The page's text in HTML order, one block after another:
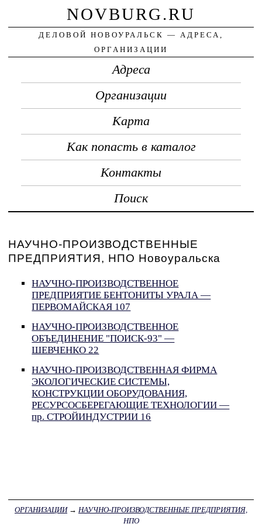
NOVBURG.RU
ДЕЛОВОЙ НОВОУРАЛЬСК — АДРЕСА,
ОРГАНИЗАЦИИ
Адреса
Организации
Карта
Как попасть в каталог
Контакты
Поиск
НАУЧНО-ПРОИЗВОДСТВЕННЫЕ
ПРЕДПРИЯТИЯ, НПО Новоуральска
НАУЧНО-ПРОИЗВОДСТВЕННОЕ
ПРЕДПРИЯТИЕ БЕНТОНИТЫ УРАЛА —
ПЕРВОМАЙСКАЯ 107
НАУЧНО-ПРОИЗВОДСТВЕННОЕ
ОБЪЕДИНЕНИЕ "ПОИСК-93" —
ШЕВЧЕНКО 22
НАУЧНО-ПРОИЗВОДСТВЕННАЯ ФИРМА
ЭКОЛОГИЧЕСКИЕ СИСТЕМЫ,
КОНСТРУКЦИИ ОБОРУДОВАНИЯ,
РЕСУРСОСБЕРЕГАЮЩИЕ ТЕХНОЛОГИИ —
пр. СТРОЙИНДУСТРИИ 16
ОРГАНИЗАЦИИ→ НАУЧНО-ПРОИЗВОДСТВЕННЫЕ ПРЕДПРИЯТИЯ,
НПО